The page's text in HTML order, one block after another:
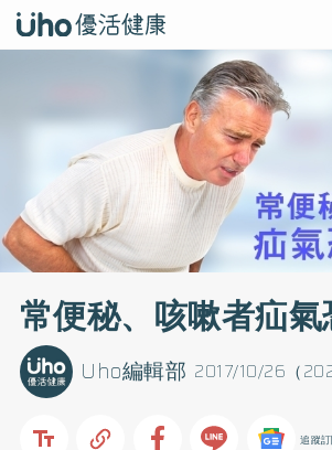
常便秘、咳嗽者疝
2017/10/26（
Uho編輯部
追蹤